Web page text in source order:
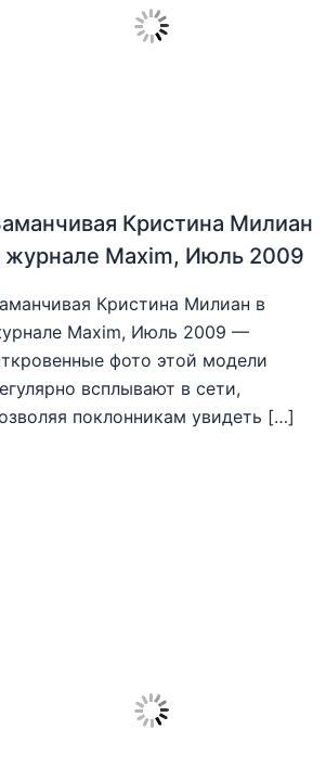
Кристина Милиан
журнале Maxim, Июль 2009
Кристина Милиан в
Maxim, Июль 2009 —
фото этой модели
всплывают в сети,
поклонникам увидеть […]